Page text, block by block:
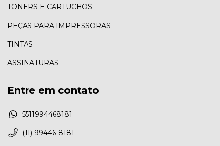
TONERS E CARTUCHOS
PEÇAS PARA IMPRESSORAS
TINTAS
ASSINATURAS
Entre em contato
5511994468181
(11) 99446-8181